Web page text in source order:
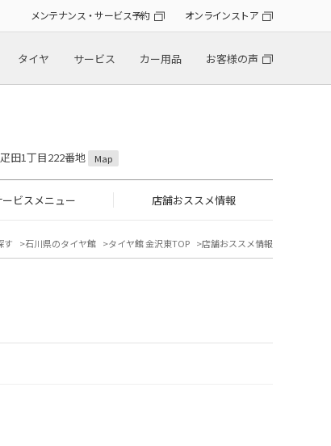
メンテナンス・サービス予約 オンラインストア
タイヤ サービス カー用品 お客様の声
田1丁目222番地 Map
ービスメニュー 店舗おススメ情報
す 石川県のタイヤ館 タイヤ館 金沢東TOP 店舗おススメ情報